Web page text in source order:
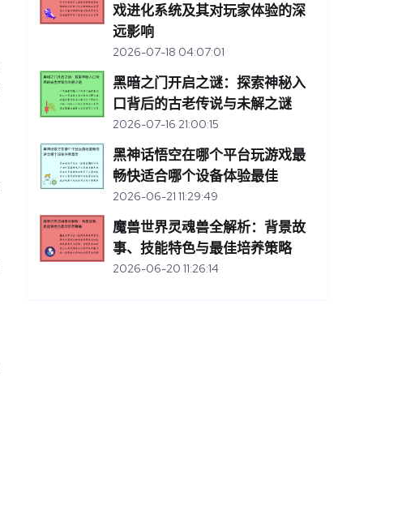
戏进化系统及其对玩家体验的深
远影响
2026-07-18 04:07:01
黑暗之门开启之谜：探索神秘入
口背后的古老传说与未解之谜
2026-07-16 21:00:15
黑神话悟空在哪个平台玩游戏最
畅快适合哪个设备体验最佳
2026-06-21 11:29:49
魔兽世界灵魂兽全解析：背景故
事、技能特色与最佳培养策略
2026-06-20 11:26:14